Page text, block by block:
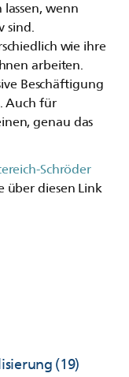
wenn
sind.
wie ihre
arbeiten.
Beschäftigung
Auch für
genau das
Schröder
über diesen Link
(19)